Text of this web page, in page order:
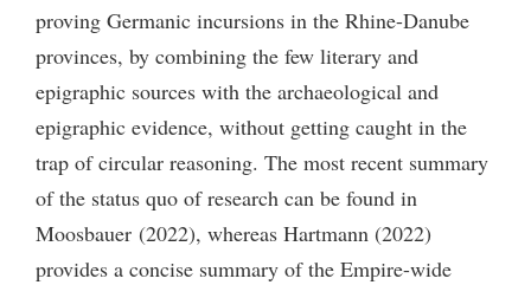
proving Germanic incursions in the Rhine-Danube
provinces, by combining the few literary and
epigraphic sources with the archaeological and
epigraphic evidence, without getting caught in the
trap of circular reasoning. The most recent summary
of the status quo of research can be found in
Moosbauer (2022), whereas Hartmann (2022)
provides a concise summary of the Empire-wide